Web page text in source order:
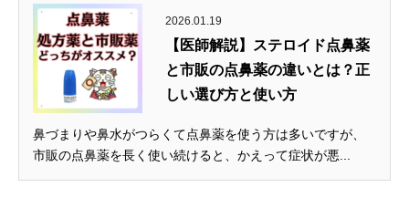
2026.01.19
【医師解説】ステロイド点鼻薬
と市販の点鼻薬の違いとは？正
しい選び方と使い方
鼻づまりや鼻水がつらくて点鼻薬を使う方は多いですが、
市販の点鼻薬を長く使い続けると、かえって症状が悪...